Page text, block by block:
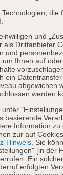
und
Drittanbieter
und
Ihnen auf
ein
abgewichen
werden
basierende
Information zu
zur auf
Hinweis . Sie
[in der
Ein
erfolgten